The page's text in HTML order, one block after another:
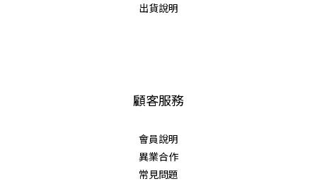
出貨說明
顧客服務
會員說明
異業合作
常見問題